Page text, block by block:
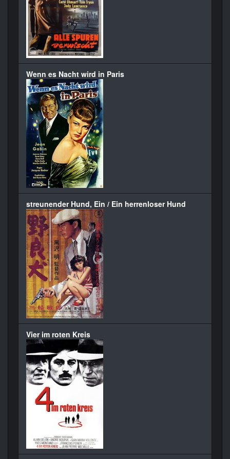
Wenn es Nacht wird in Paris
streunender Hund, Ein / Ein herrenloser Hund
Vier im roten Kreis